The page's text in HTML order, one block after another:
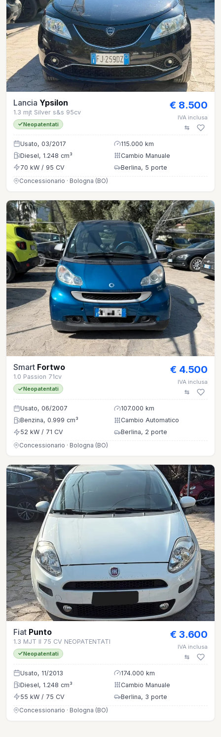
Lancia Ypsilon
1.3 mjt Silver s&s 95cv
Neopatentati
€ 8.500
IVA inclusa
Usato, 03/2017
115.000 km
Diesel, 1.248 cm³
Cambio Manuale
70 kW / 95 CV
Berlina, 5 porte
Concessionario · Bologna (BO)
Smart Fortwo
1.0 Passion 71cv
Neopatentati
€ 4.500
IVA inclusa
Usato, 06/2007
107.000 km
Benzina, 0.999 cm³
Cambio Automatico
52 kW / 71 CV
Berlina, 2 porte
Concessionario · Bologna (BO)
Fiat Punto
1.3 MJT II 75 CV NEOPATENTATI
Neopatentati
€ 3.600
IVA inclusa
Usato, 11/2013
174.000 km
Diesel, 1.248 cm³
Cambio Manuale
55 kW / 75 CV
Berlina, 3 porte
Concessionario · Bologna (BO)